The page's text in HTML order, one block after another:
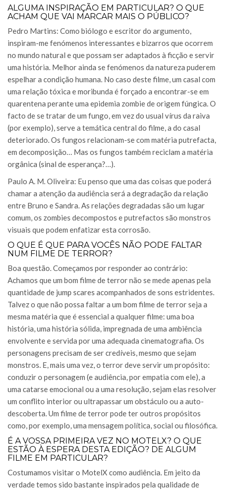
ALGUMA INSPIRAÇÃO EM PARTICULAR? O QUE
ACHAM QUE VAI MARCAR MAIS O PÚBLICO?
Pedro Martins: Como biólogo e escritor do argumento,
inspiram-me fenómenos interessantes e bizarros que ocorrem
no mundo natural e que possam ser adaptados à ficção e servir
uma história. Melhor ainda se fenómenos da natureza puderem
espelhar a condição humana. No caso deste filme, um casal com
uma relação tóxica e moribunda é forçado a encontrar-se em
quarentena perante uma epidemia zombie de origem fúngica. O
facto de se tratar de um fungo, em vez do usual vírus da raiva
(por exemplo), serve a temática central do filme, a do casal
deteriorado. Os fungos relacionam-se com matéria putrefacta,
em decomposição… Mas os fungos também reciclam a matéria
orgânica (sinal de esperança?…).
Paulo A. M. Oliveira: Eu penso que uma das coisas que poderá
chamar a atenção da audiência será a degradação da relação
entre Bruno e Sandra. As relações degradadas são um lugar
comum, os zombies decompostos e putrefactos são monstros
visuais que podem enfatizar esta corrosão.
O QUE É QUE PARA VOCÊS NÃO PODE FALTAR
NUM FILME DE TERROR?
Boa questão. Começamos por responder ao contrário:
Achamos que um bom filme de terror não se mede apenas pela
quantidade de jump scares acompanhados de sons estridentes.
Talvez o que não possa faltar a um bom filme de terror seja a
mesma matéria que é essencial a qualquer filme: uma boa
história, uma história sólida, impregnada de uma ambiência
envolvente e servida por uma adequada cinematografia. Os
personagens precisam de ser credíveis, mesmo que sejam
monstros. E, mais uma vez, o terror deve servir um propósito:
conduzir o personagem (e audiência, por empatia com ele), a
uma catarse emocional ou a uma resolução, sejam elas resolver
um conflito interior ou ultrapassar um obstáculo ou a auto-
descoberta. Um filme de terror pode ter outros propósitos
como, por exemplo, uma mensagem política, social ou filosófica.
É A VOSSA PRIMEIRA VEZ NO MOTELX? O QUE
ESTÃO À ESPERA DESTA EDIÇÃO? DE ALGUM
FILME EM PARTICULAR?
Costumamos visitar o MotelX como audiência. Em jeito da
verdade temos sido bastante inspirados pela qualidade de